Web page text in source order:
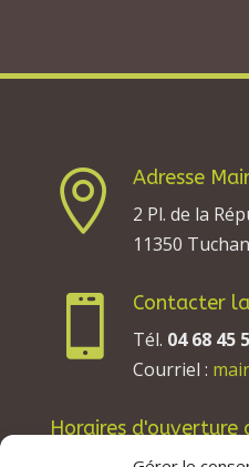

Adresse
2 Pl. de la
11350 Tuchan

Contacter
Tél. 04 68 45
Courriel :
Horaires d'ouverture